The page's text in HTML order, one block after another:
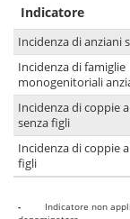
Indicatore
Incidenza di anziani
Incidenza di famiglie
monogenitoriali
Incidenza di coppie
senza figli
Incidenza di coppie
figli
-
Indicatore non